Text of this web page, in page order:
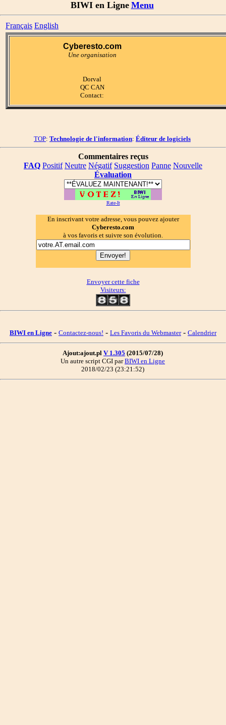
BIWI en Ligne Menu
Français English
Cyberesto.com
Une organisation
Dorval
QC CAN
Contact:
TOP: Technologie de l'information: Éditeur de logiciels
Commentaires reçus
FAQ Positif Neutre Négatif Suggestion Panne Nouvelle
Évaluation
Rate-It
En inscrivant votre adresse, vous pouvez ajouter
Cyberesto.com
à vos favoris et suivre son évolution.
Envoyer cette fiche
Visiteurs:
BIWI en Ligne - Contactez-nous! - Les Favoris du Webmaster- Calendrier
Ajout:ajout.pl V 1.305 (2015/07/28)
Un autre script CGI parBIWI en Ligne
2018/02/23 (23:21:52)